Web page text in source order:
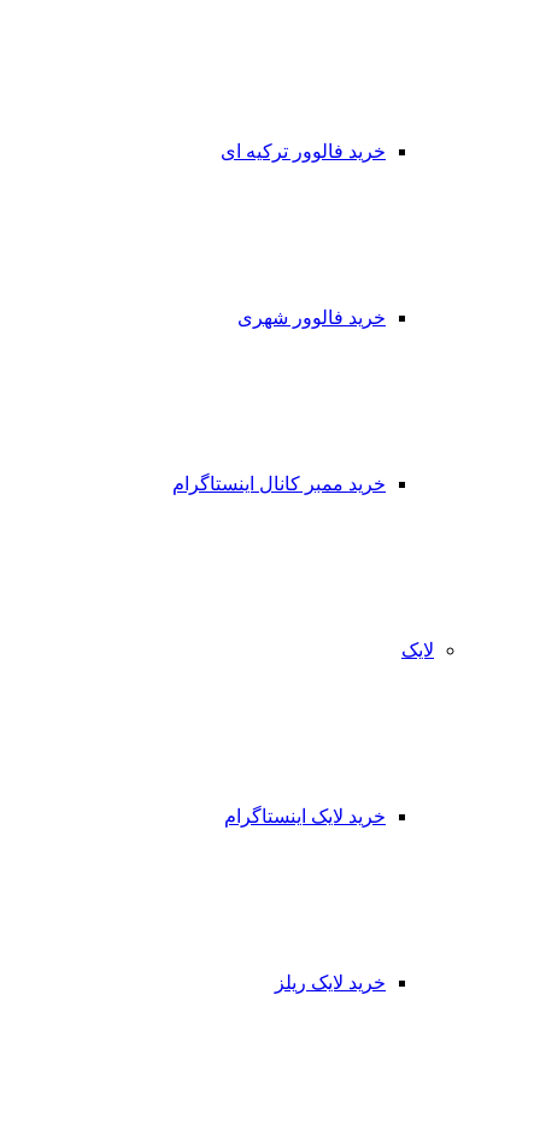
خرید فالوور ترکیه ای
خرید فالوور شهری
خرید ممبر کانال اینستاگرام
لایک
خرید لایک اینستاگرام
خرید لایک ریلز